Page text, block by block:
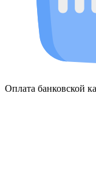
Оплата банковской